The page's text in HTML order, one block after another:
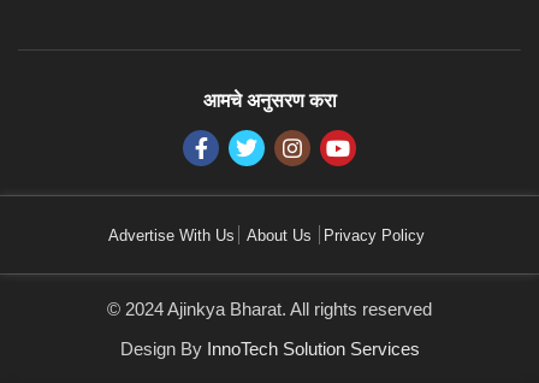
आमचे अनुसरण करा
Advertise With Us About Us Privacy Policy
© 2024 Ajinkya Bharat. All rights reserved
Design By InnoTech Solution Services